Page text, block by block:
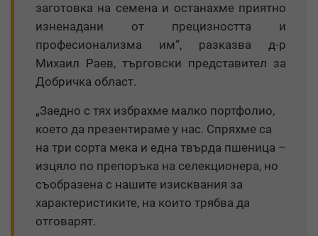
заготовка на семена и останахме приятно
изненадани от прецизността и
професионализма им“, разказва д-р
Михаил Раев, търговски представител за
Добричка област.
„Заедно с тях избрахме малко портфолио,
което да презентираме у нас. Спряхме са
на три сорта мека и една твърда пшеница –
изцяло по препоръка на селекционера, но
съобразена с нашите изисквания за
характеристиките, на които трябва да
отговарят.